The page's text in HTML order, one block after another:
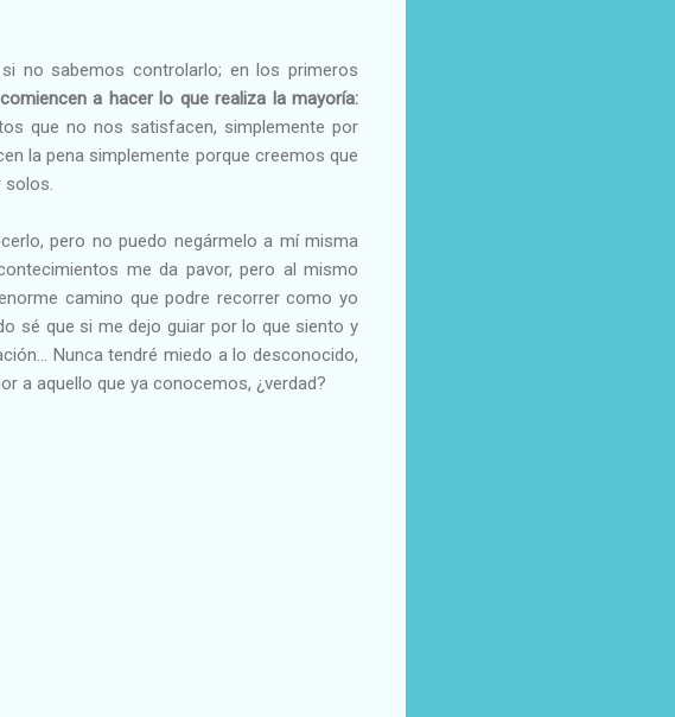
no sabemos controlarlo; en los primeros
a hacer lo que realiza la mayoría:
que no nos satisfacen, simplemente por
la pena simplemente porque creemos que
pero no puedo negármelo a mí misma
me da pavor, pero al mismo
camino que podre recorrer como yo
sé que si me dejo guiar por lo que siento y
Nunca tendré miedo a lo desconocido,
a aquello que ya conocemos, ¿verdad?